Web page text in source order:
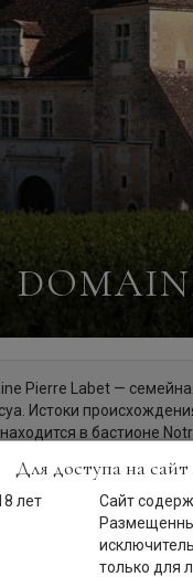
Pierre Labet —
Истоки
в бастионе
управляет Доменом с
с каким
изготовленные
Domaine Pierre Labet.
Для доступа на
Сайт
только для